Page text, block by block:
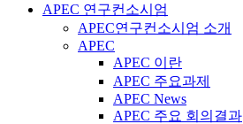
APEC 연구컨소시엄
APEC연구컨소시엄 소개
APEC
APEC 이란
APEC 주요과제
APEC News
APEC 주요 회의결과